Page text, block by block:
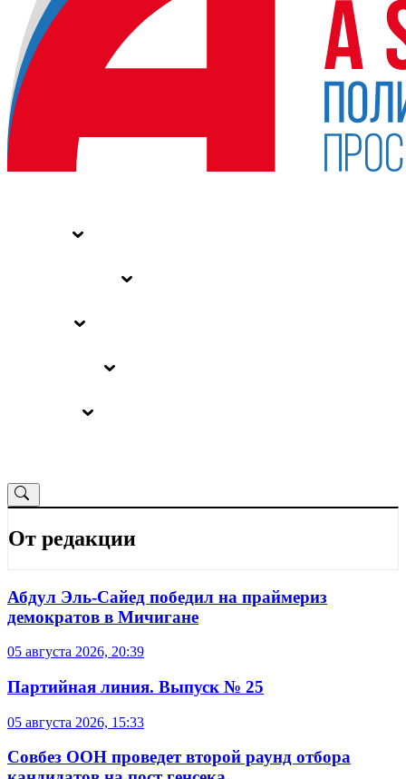
От редакции
Абдул Эль-Сайед победил на праймериз
демократов в Мичигане
05 августа 2026, 20:39
Партийная линия. Выпуск № 25
05 августа 2026, 15:33
Совбез ООН проведет второй раунд отбора